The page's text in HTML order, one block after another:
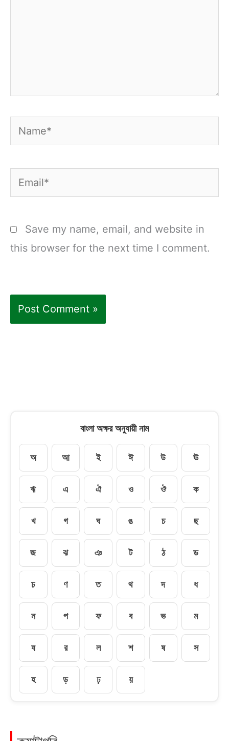
Name*
Email*
Save my name, email, and website in
this browser for the next time I comment.
বাংলা অক্ষর অনুযায়ী নাম
অ আ ই ঈ উ ঊ
ঋ এ ঐ ও ঔ ক
খ গ ঘ ঙ চ ছ
জ ঝ ঞ ট ঠ ড
ঢ ণ ত থ দ ধ
ন প ফ ব ভ ম
য র ল শ ষ স
হ ড় ঢ় য়